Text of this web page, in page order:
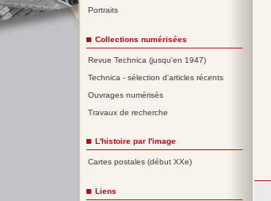
Portraits
Collections numérisées
Revue Technica (jusqu'en 1947)
Technica - sélection d'articles récents
Ouvrages numérisés
Travaux de recherche
L'histoire par l'image
Cartes postales (début XXe)
Liens